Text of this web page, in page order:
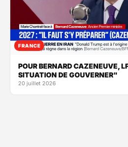
FRANCE
POUR BERNARD CAZENEUVE,
SITUATION DE GOUVERNER"
20 juillet 2026